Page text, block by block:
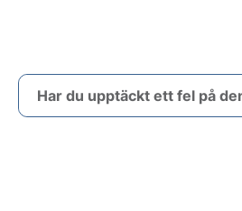
Har du upptäckt ett fel på